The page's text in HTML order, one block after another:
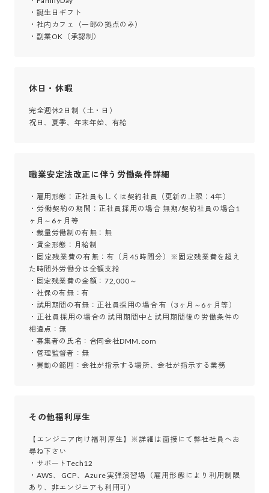
・誕生日ギフト
・社内カフェ（一部の拠点のみ）
・副業OK（承認制）
休日・休暇
完全週休2日制（土・日）
祝日、夏季、年末年始、有給
職業安定法改正に伴う労働条件詳細
・雇用形態：正社員もしくは契約社員（更新の上限：4年）
・労働契約の期間：正社員採用の場合 無期/契約社員の場合1
ヶ月～6ヶ月等
・裁量労働制の有無：無
・賃金形態：月給制
・固定残業費の有無：有（月45時間分）※固定残業費を超え
た時間外労働分は全額支給
・固定残業費の金額：72,000～
・社保の有無：有
・試用期間の有無：正社員採用の場合 有（3ヶ月～6ヶ月等）
・正社員採用の場合の試用期間中と試用期間後の労働条件の
相違点：無
・募集者の氏名：合同会社DMM.com
・管理監督者：無
・異動の範囲：会社が指示する場所、会社が指示する業務
その他福利厚生
【エンジニア向け福利厚生】※詳細は面接にて弊社社員へお
尋ね下さい
・サポートTech12
・AWS、GCP、Azure実弾演習場（雇用形態により利用制限
あり、非エンジニアも利用可）